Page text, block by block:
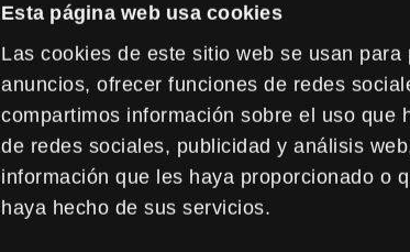
Esta página web usa cookies
Las cookies de este sitio web se usan
anuncios, ofrecer funciones de redes
compartimos información sobre el uso que
de redes sociales, publicidad y análisis
información que les haya proporcionado o
haya hecho de sus servicios.
HAGAN QUE
PROGRAMAS
ELEVEN LA
LAS